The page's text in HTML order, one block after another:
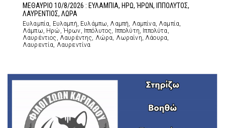
ΜΕΘΑΥΡΙΟ 10/8/2026 : ΕΥΛΑΜΠΙΑ, ΗΡΩ, ΉΡΩΝ, ΙΠΠΟΛΥΤΟΣ,
ΛΑΥΡΕΝΤΙΟΣ, ΛΩΡΑ
Ευλαμπία, Ευλαμπή, Ευλάμπω, Λαμπή, Λαμπίνα, Λαμπία,
Λάμπω, Ηρώ, Ήρων, Ιππόλυτος, Ιππολύτη, Ιππολύτα,
Λαυρέντιος, Λαυρέντης, Λώρα, Λωραίνη, Λάουρα,
Λαυρεντία, Λαυρεντίνα